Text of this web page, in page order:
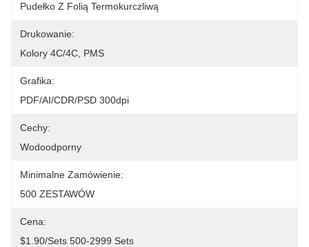
Pudełko Z Folią Termokurczliwą
Drukowanie:
Kolory 4C/4C, PMS
Grafika:
PDF/AI/CDR/PSD 300dpi
Cechy:
Wodoodporny
Minimalne Zamówienie:
500 ZESTAWÓW
Cena:
$1.90/sets 500-2999 Sets